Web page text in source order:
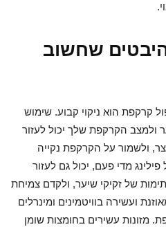
שחשוב
קרקפת הוא ניקוי קבוע. שימוש
ולמצב הקרקפת שלך יכול לעזור
ולשמור על הקרקפת נקייה
מדי פעם, יכול גם לעזור
של זקיקי שיער, ולקדם צמיחת
ועשירה בוויטמינים ומינרלים
מזונות עשירים בחומצות שומן